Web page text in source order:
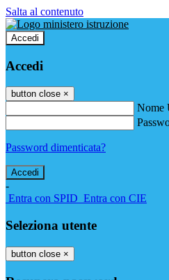
Salta al contenuto
Accedi
Accedi
button close ×
Nome
Password dimenticata?
-
Entra con SPID Entra con CIE
Seleziona utente
button close ×